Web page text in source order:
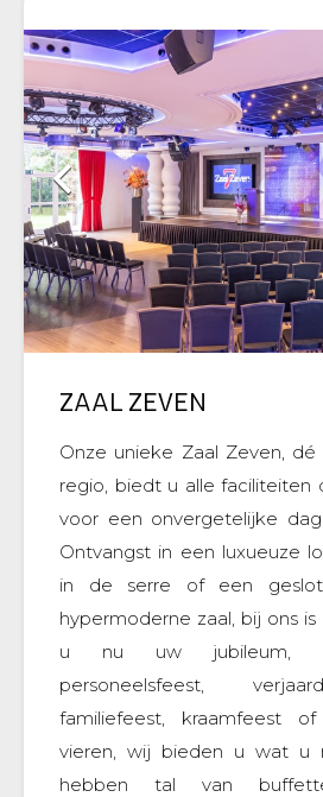
ZAAL ZEVEN
Onze unieke Zaal Zeven,
regio, biedt u alle faciliteiten
voor een onvergetelijke
Ontvangst in een luxueuze
in de serre of een
hypermoderne zaal, bij ons
u nu uw jubileum,
personeelsfeest,
familiefeest, kraamfeest
vieren, wij bieden u wat u
hebben tal van